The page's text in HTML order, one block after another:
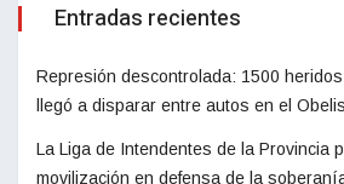
Entradas recientes
Represión descontrolada: 1500
llegó a disparar entre autos en el
La Liga de Intendentes de la Provincia
movilización en defensa de la